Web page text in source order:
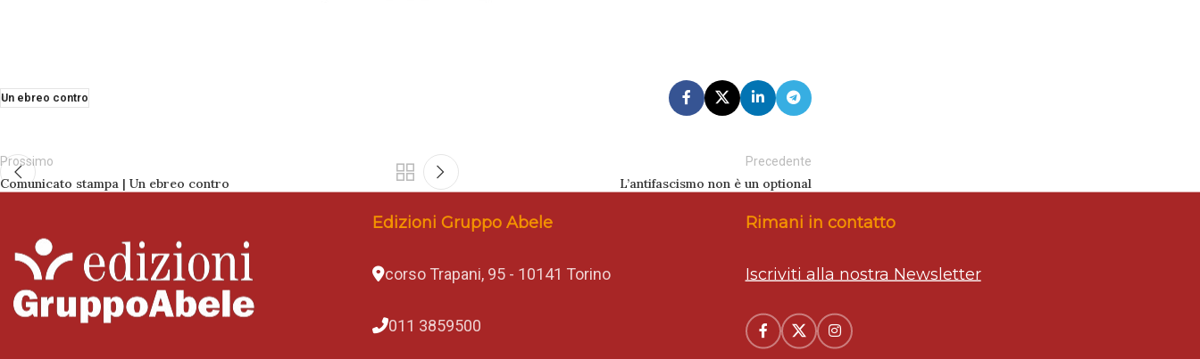
Un ebreo contro
Prossimo
Comunicato stampa | Un ebreo contro
Precedente
L’antifascismo non è un optional
Edizioni Gruppo Abele
corso Trapani, 95 - 10141 Torino
011 3859500
Rimani in contatto
Iscriviti alla nostra Newsletter